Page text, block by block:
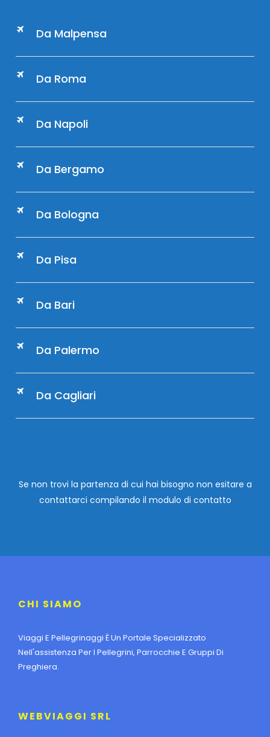
Da Malpensa
Da Roma
Da Napoli
Da Bergamo
Da Bologna
Da Pisa
Da Bari
Da Palermo
Da Cagliari
Se non trovi la partenza di cui hai bisogno non esitare a
contattarci compilando il modulo di contatto
CHI SIAMO
Viaggi E Pellegrinaggi È Un Portale Specializzato
Nell'assistenza Per I Pellegrini, Parrocchie E Gruppi Di
Preghiera.
WEBVIAGGI SRL